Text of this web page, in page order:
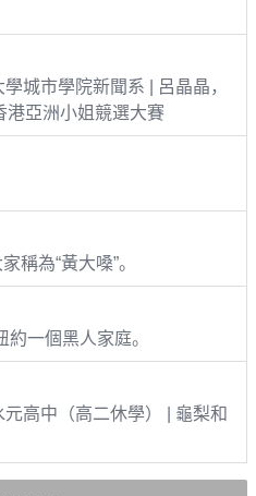
城市學院新聞系 | 呂晶晶，
港亞洲小姐競選大賽
稱為“黃大嗓”。
一個黑人家庭。
高中（高二休學） | 龜梨和